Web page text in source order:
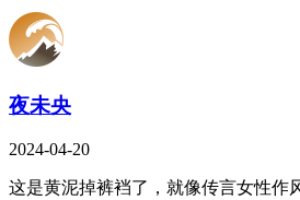
夜未央
2024-04-20
这是黄泥掉裤裆了，就像传言女性作